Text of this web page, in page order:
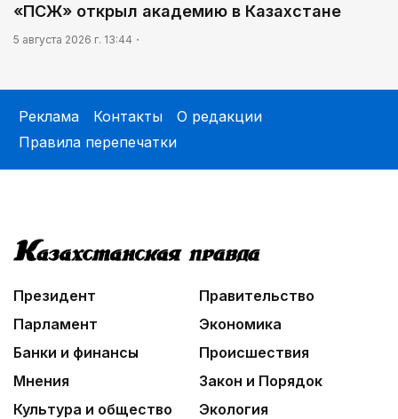
«ПСЖ» открыл академию в Казахстане
5 августа 2026 г. 13:44
Реклама Контакты
О редакции
Правила перепечатки
Президент
Правительство
Парламент
Экономика
Банки и финансы
Происшествия
Мнения
Закон и Порядок
Культура и общество
Экология